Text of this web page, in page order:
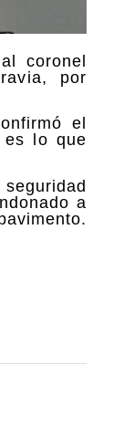
coronel
por
el
es lo que
a